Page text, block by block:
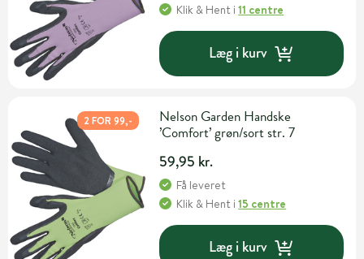
Klik & Hent i11 centre
Læg i kurv
2 FOR 99,-
Nelson Garden Handske
’Comfort’ grøn/sort str. 7
59,95 kr.
Få leveret
Klik & Hent i15 centre
Læg i kurv